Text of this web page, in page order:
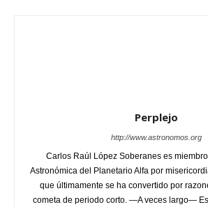
Perplejo
http://www.astronomos.org
Carlos Raúl López Soberanes es
Astronómica del Planetario Alfa por
que últimamente se ha convertido por
cometa de periodo corto. —A veces largo—